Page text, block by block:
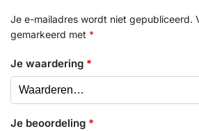
Je e-mailadres wordt niet gepubliceerd.
gemarkeerd met *
Je waardering *
Je beoordeling *